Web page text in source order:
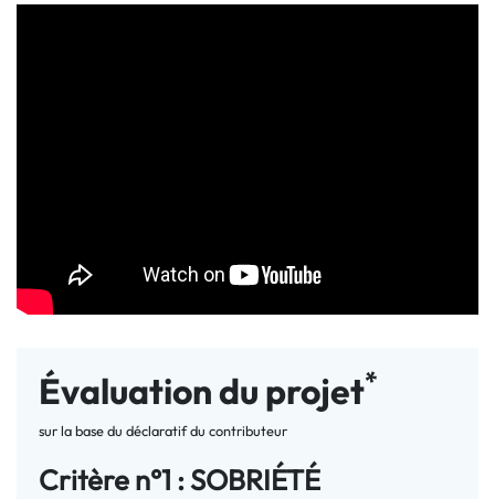
Évaluation du projet*
sur la base du déclaratif du contributeur
Critère n°1 : SOBRIÉTÉ